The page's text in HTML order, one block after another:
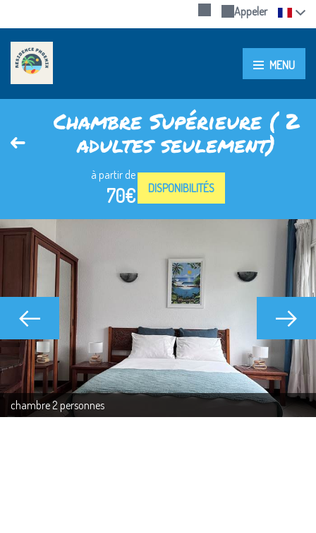
Appeler
MENU
Chambre Supérieure ( 2
adultes seulement)
à partir de
70€ DISPONIBILITÉS
chambre 2 personnes